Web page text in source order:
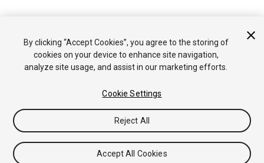
By clicking “Accept Cookies”, you agree to the storing of
cookies on your device to enhance site navigation,
analyze site usage, and assist in our marketing efforts.
Cookie Settings
Reject All
Accept All Cookies